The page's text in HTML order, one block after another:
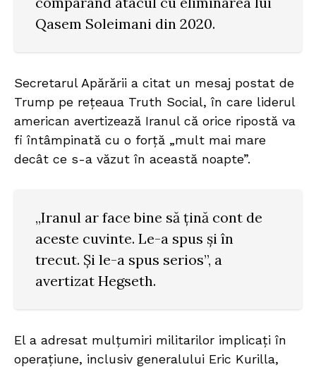
Qasem Soleimani din 2020.
Secretarul Apărării a citat un mesaj postat de
Trump pe rețeaua Truth Social, în care liderul
american avertizează Iranul că orice ripostă va
fi întâmpinată cu o forță „mult mai mare
decât ce s-a văzut în această noapte”.
„Iranul ar face bine să țină cont de
aceste cuvinte. Le-a spus și în
trecut. Și le-a spus serios”, a
avertizat Hegseth.
El a adresat mulțumiri militarilor implicați în
operațiune, inclusiv generalului Eric Kurilla,